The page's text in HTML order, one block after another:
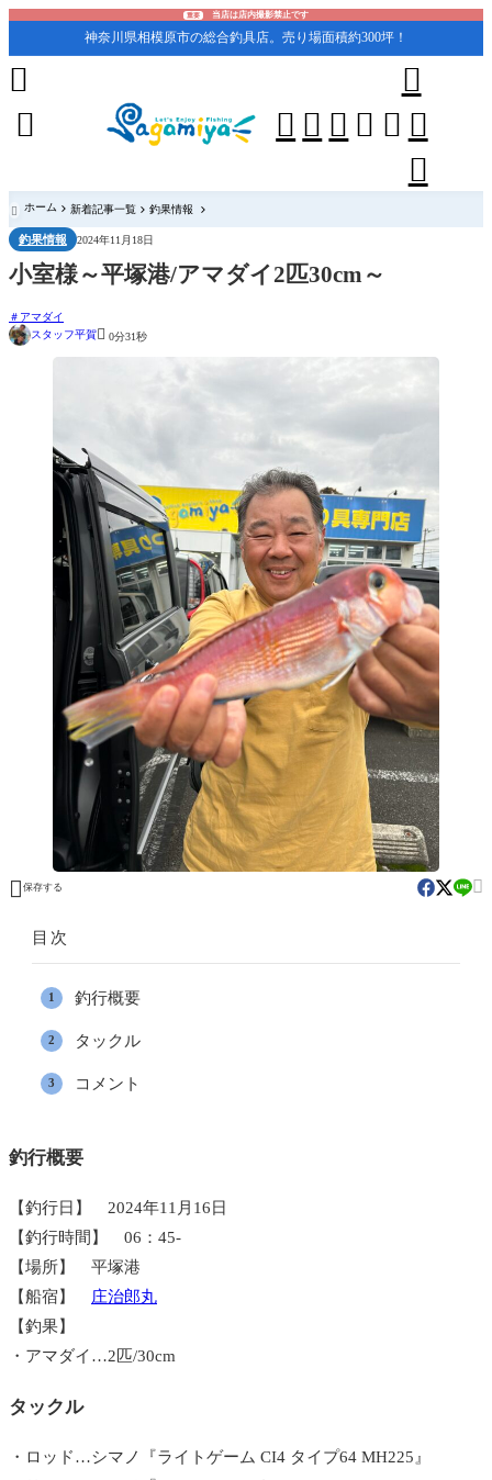
重要 当店は店内撮影禁止です
神奈川県相模原市の総合釣具店。売り場面積約300坪！
    





 ホーム 新着記事一覧 釣果情報
釣果情報 2024年11月18日
小室様～平塚港/アマダイ2匹30cm～
アマダイ
スタッフ平賀 0分31秒
 保存する 
目次
釣行概要
タックル
コメント
釣行概要
【釣行日】 2024年11月16日
【釣行時間】 06：45-
【場所】 平塚港
【船宿】
庄治郎丸
【釣果】
・アマダイ…2匹/30cm
タックル
・ロッド…シマノ『ライトゲーム CI4 タイプ64 MH225』